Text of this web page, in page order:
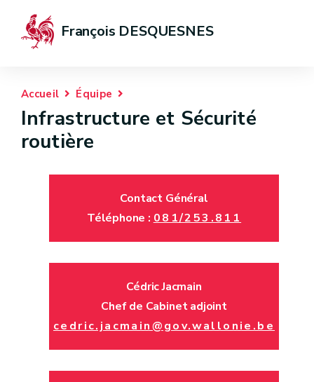
François DESQUESNES
Accueil Équipe
Infrastructure et Sécurité
routière
Contact Général
Téléphone : 081/253.811
Cédric Jacmain
Chef de Cabinet adjoint
cedric.jacmain@gov.wallonie.be